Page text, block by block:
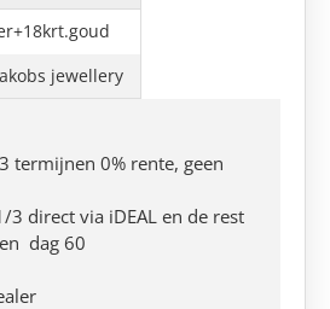
jewellery
termijnen 0% rente, geen
3 direct via iDEAL en de rest
dag 60